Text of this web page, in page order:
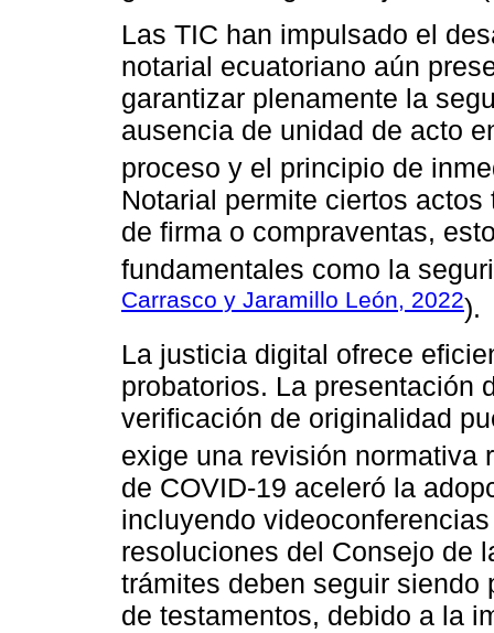
Las TIC han impulsado el
notarial ecuatoriano aún
garantizar plenamente la
ausencia de unidad de acto
proceso y el principio de
Notarial permite ciertos
de firma o compraventas,
fundamentales como la
Carrasco y Jaramillo León, 2022).
La justicia digital ofrece
probatorios. La presentación
verificación de originalidad
exige una revisión normativa
de COVID-19 aceleró la
incluyendo
resoluciones del Consejo de
trámites deben seguir siendo
de testamentos, debido a la